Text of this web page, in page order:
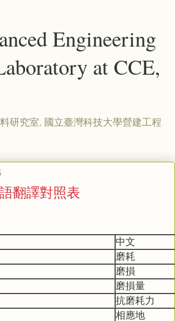
Engineering
at CCE,
研究室, 國立臺灣科技大學營建工程
翻譯對照表
中文
磨耗
磨損
磨損量
抗磨耗力
相應地